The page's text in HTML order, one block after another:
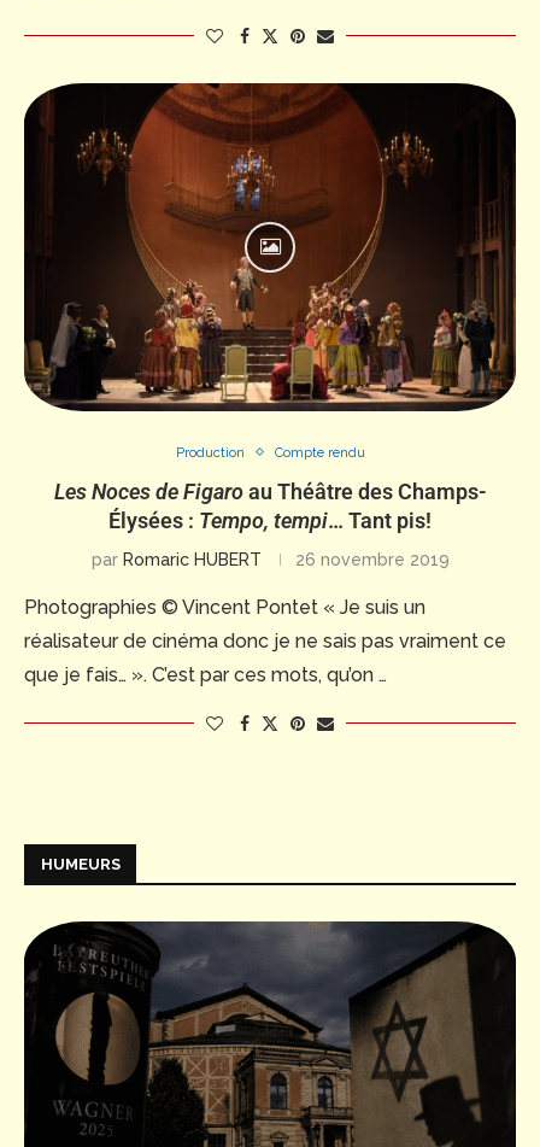
Production Compte rendu
Les Noces de Figaroau Théâtre des Champs-
Élysées : Tempo, tempi… Tant pis!
par Romaric HUBERT 26 novembre 2019
Photographies © Vincent Pontet « Je suis un
réalisateur de cinéma donc je ne sais pas vraiment ce
que je fais… ». C’est par ces mots, qu’on …
HUMEURS